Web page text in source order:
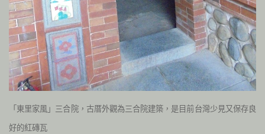
「東里家風」三合院，古厝外觀為三合院建築，是目前台灣少見又保存良
好的紅磚瓦